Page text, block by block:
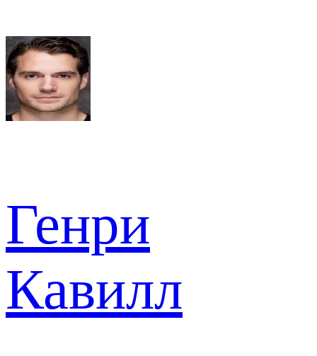
Генри
Кавилл